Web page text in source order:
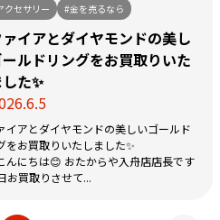
クセサリー
#金を売るなら
イアとダイヤモンドの美し
ルドリングをお買取りいた
た✨
イアとダイヤモンドの美しいゴールド
をお買取りいたしました✨
んにちは😊 おたからや入舟店店長です
お買取りさせて...